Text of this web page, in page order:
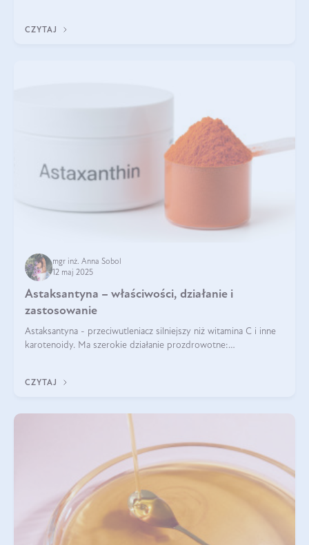
CZYTAJ
mgr inż. Anna Sobol
12 maj 2025
Astaksantyna – właściwości, działanie i
zastosowanie
Astaksantyna - przeciwutleniacz silniejszy niż witamina C i inne
karotenoidy. Ma szerokie działanie prozdrowotne:
CZYTAJ